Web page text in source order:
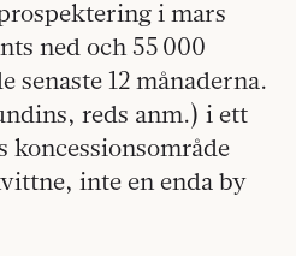
i mars
ned och 55 000
12 månaderna.
reds anm.) i ett
koncessionsområde
inte en enda by